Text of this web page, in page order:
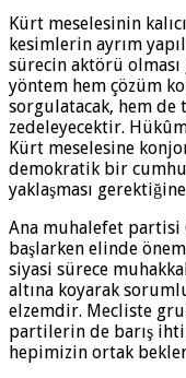
Kürt meselesinin
kesimlerin ayrım
sürecin aktörü olması
yöntem hem çözüm
sorgulatacak, hem de
zedeleyecektir.
Kürt meselesine
demokratik bir
yaklaşması
Ana muhalefet partisi
başlarken elinde
siyasi sürece
altına koyarak
elzemdir. Mecliste
partilerin de barış
hepimizin ortak